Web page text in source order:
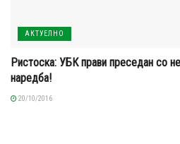
АКТУЕЛНО
Ристоска: УБК прави преседан со
наредба!
20/10/2016